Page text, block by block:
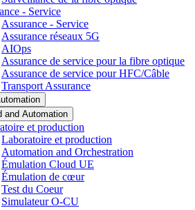
- Service
Assurance - Service
Assurance réseaux 5G
AIOps
Assurance de service pour la fibre optique
Assurance de service pour HFC/Câble
Transport Assurance
and Automation
et production
Laboratoire et production
Automation and Orchestration
Émulation Cloud UE
Émulation de cœur
Test du Coeur
Simulateur O-CU